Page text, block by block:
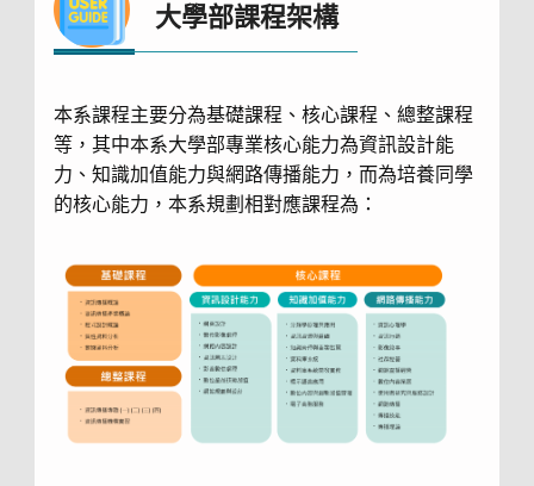
大學部課程架構
本系課程主要分為基礎課程、核心課程、總整課程
等，其中本系大學部專業核心能力為資訊設計能
力、知識加值能力與網路傳播能力，而為培養同學
的核心能力，本系規劃相對應課程為：